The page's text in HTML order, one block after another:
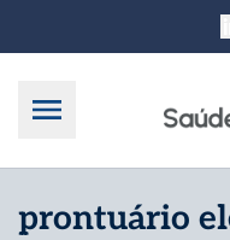
prontuário